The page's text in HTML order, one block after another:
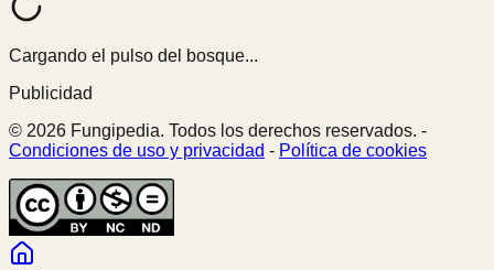
Cargando el pulso del bosque...
Publicidad
© 2026 Fungipedia. Todos los derechos reservados. -
Condiciones de uso y privacidad - Política de cookies